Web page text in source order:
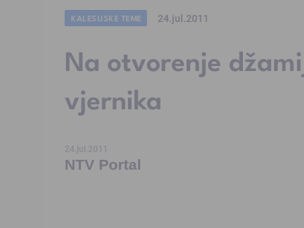
KALESIJSKE TEME 24.jul.2011
Na otvorenje
vjernika
24.jul.2011
NTV Portal